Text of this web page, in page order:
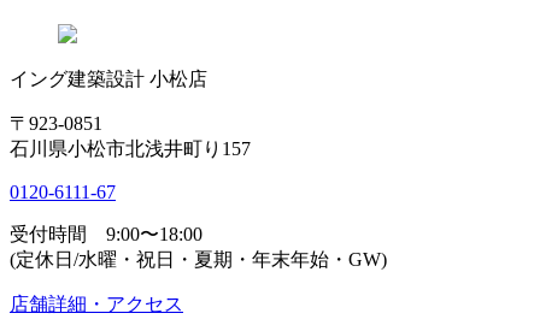
イング建築設計 小松店
〒923-0851
石川県小松市北浅井町り157
0120-6111-67
受付時間 9:00〜18:00
(定休日/水曜・祝日・夏期・年末年始・GW)
店舗詳細・アクセス